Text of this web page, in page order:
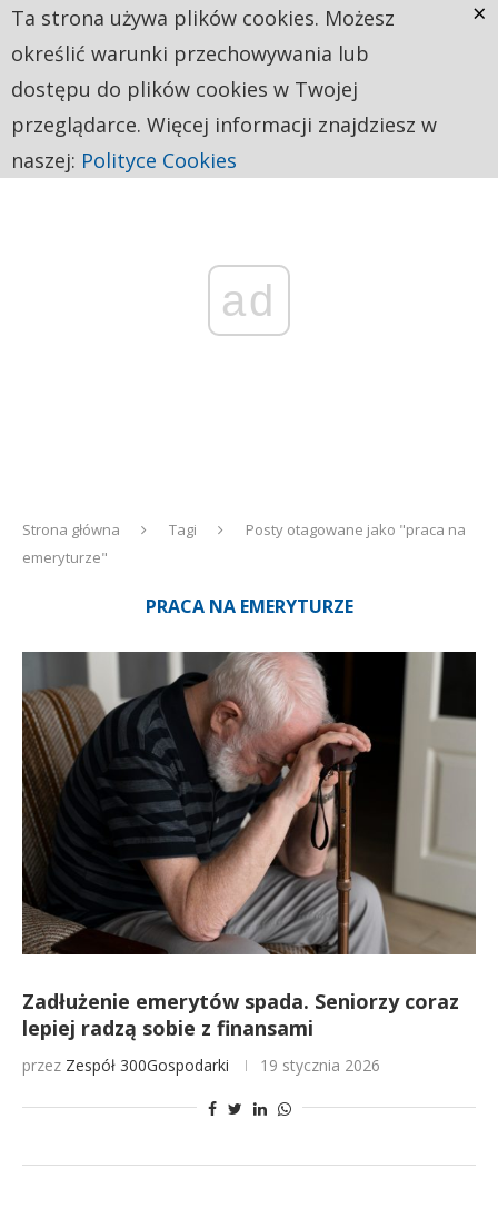
ad
Strona główna Tagi
Posty otagowane jako "praca na
emeryturze"
PRACA NA EMERYTURZE
Zadłużenie emerytów spada. Seniorzy coraz
lepiej radzą sobie z finansami
przez Zespół 300Gospodarki 19 stycznia 2026
Ta strona używa plików cookies. Możesz
określić warunki przechowywania lub
dostępu do plików cookies w Twojej
przeglądarce. Więcej informacji znajdziesz w
naszej: Polityce Cookies
×